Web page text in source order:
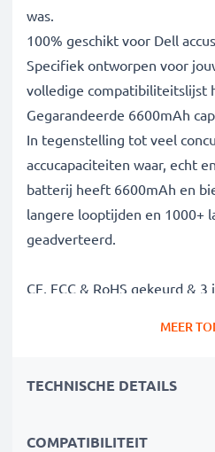
was.
100% geschikt voor Dell accus
Specifiek ontworpen voor
volledige compatibiliteitslijst
Gegarandeerde 6600mAh
In tegenstelling tot veel
accucapaciteiten waar, echt
batterij heeft 6600mAh en
langere looptijden en 1000+
geadverteerd.
CE, FCC & RoHS gekeurd &
kortsluiting, oververhitting en
vervangende accus voor hoge
MEER
TECHNISCHE DETAILS
COMPATIBILITEIT